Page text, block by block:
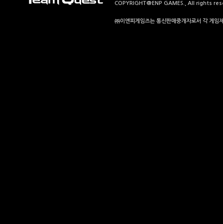
COPYRIGHT@ENP GAMES., All rights
㈜이엔피게임즈는 통신판매중개자로서 각 게임